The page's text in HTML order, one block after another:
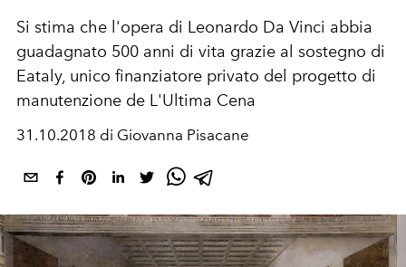
Si stima che l'opera di Leonardo Da Vinci abbia
guadagnato 500 anni di vita grazie al sostegno di
Eataly, unico finanziatore privato del progetto di
manutenzione de L'Ultima Cena
31.10.2018 di Giovanna Pisacane